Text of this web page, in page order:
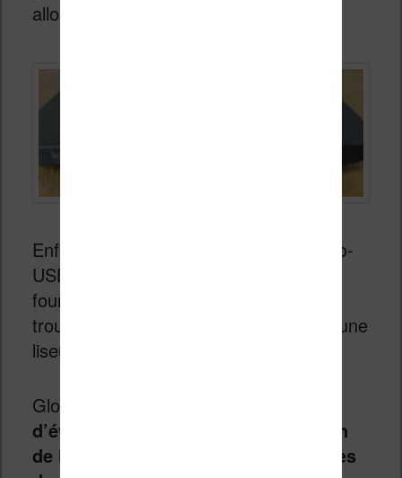
allongés sur un canapé ou dans un lit).
Enfin, on a un seul et unique port micro-
USB pour brancher la liseuse au câble
fourni. On pourrait regretter de ne pas
trouver de port USB-C, mais il s’agit d’une
liseuse à moins de 100€.
Globalement,
d’évolution particulière sur le design
de la liseuse et on reste sur les bases